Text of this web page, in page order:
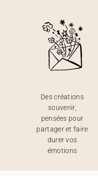
Des créations
souvenir,
pensées pour
partager et faire
durer vos
émotions